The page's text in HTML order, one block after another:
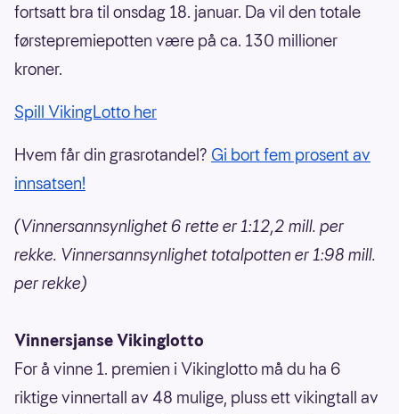
fortsatt bra til onsdag 18. januar. Da vil den totale
førstepremiepotten være på ca. 130 millioner
kroner.
Spill VikingLotto her
Hvem får din grasrotandel? Gi bort fem prosent av
innsatsen!
(Vinnersannsynlighet 6 rette er 1:12,2 mill. per
rekke. Vinnersannsynlighet totalpotten er 1:98 mill.
per rekke)
Vinnersjanse Vikinglotto
For å vinne 1. premien i Vikinglotto må du ha 6
riktige vinnertall av 48 mulige, pluss ett vikingtall av